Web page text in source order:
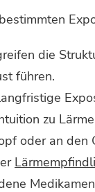
die
führen.
zu
oder an